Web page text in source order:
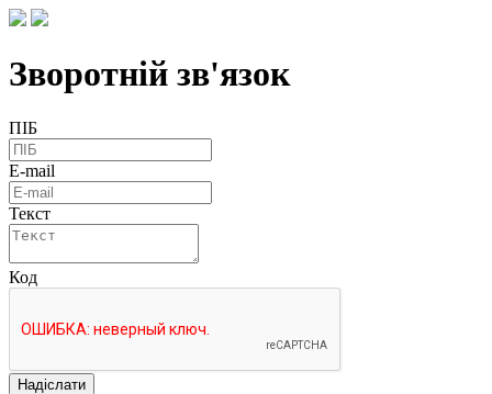
Зворотній зв'язок
ПІБ
E-mail
Текст
Код
Надіслати